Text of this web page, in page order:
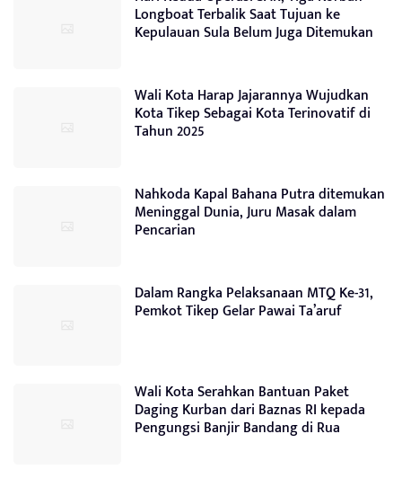
Longboat Terbalik Saat Tujuan ke
Kepulauan Sula Belum Juga Ditemukan
Wali Kota Harap Jajarannya Wujudkan
Kota Tikep Sebagai Kota Terinovatif di
Tahun 2025
Nahkoda Kapal Bahana Putra ditemukan
Meninggal Dunia, Juru Masak dalam
Pencarian
Dalam Rangka Pelaksanaan MTQ Ke-31,
Pemkot Tikep Gelar Pawai Ta’aruf
Wali Kota Serahkan Bantuan Paket
Daging Kurban dari Baznas RI kepada
Pengungsi Banjir Bandang di Rua